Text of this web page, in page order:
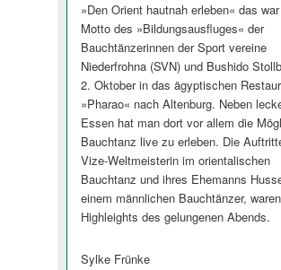
»Den Orient hautnah erleben« das
Motto des »Bildungsausfluges« der
Bauchtänzerinnen der Sport vereine
Niederfrohna (SVN) und Bushido
2. Oktober in das ägyptischen
»Pharao« nach Altenburg. Neben
Essen hat man dort vor allem die
Bauchtanz live zu erleben. Die
Vize-Weltmeisterin im orientalischen
Bauchtanz und ihres Ehemanns
einem männlichen Bauchtänzer,
Highleights des gelungenen Abends.
Sylke Frünke